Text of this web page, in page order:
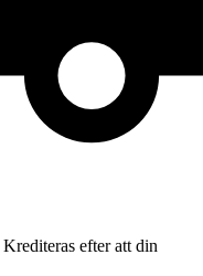
Krediteras efter att din